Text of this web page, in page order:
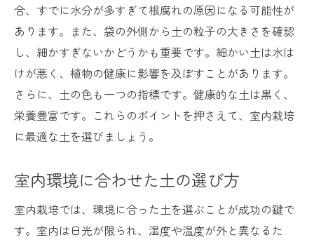
合、すでに水分が多すぎて根腐れの原因になる可能性が
あります。また、袋の外側から土の粒子の大きさを確認
し、細かすぎないかどうかも重要です。細かい土は水は
けが悪く、植物の健康に影響を及ぼすことがあります。
さらに、土の色も一つの指標です。健康的な土は黒く、
栄養豊富です。これらのポイントを押さえて、室内栽培
に最適な土を選びましょう。
室内環境に合わせた土の選び方
室内栽培では、環境に合った土を選ぶことが成功の鍵で
す。室内は日光が限られ、湿度や温度が外と異なるた